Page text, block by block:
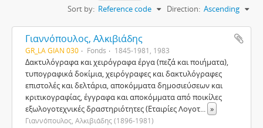
Sort by: Reference code Direction: Ascending
Γιαννόπουλος, Αλκιβιάδης
GR_LA GIAN 030 Fonds 1845-1981, 1983
Δακτυλόγραφα και χειρόγραφα έργα (πεζά και ποιήματα),
τυπογραφικά δοκίμια, χειρόγραφες και δακτυλόγραφες
επιστολές και δελτάρια, αποκόμματα δημοσιεύσεων και
κριτικογραφίας, έγγραφα και αποκόμματα από ποικίλες
εξωλογοτεχνικές δραστηριότητες (Εταιρίες Λογοτ... »
Γιαννόπουλος, Αλκιβιάδης (1896-1981)